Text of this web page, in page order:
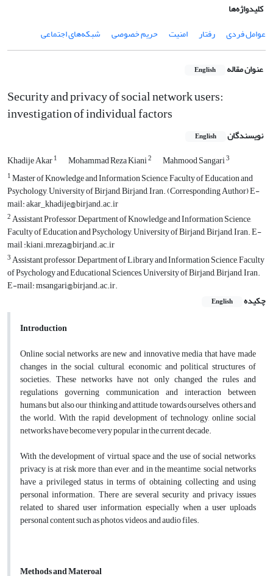
کلیدواژه‌ها
عوامل فردی
رفتار امنیت حریم خصوصی شبکه‌های اجتماعی
عنوان مقاله English
Security and privacy of social network users:
investigation of individual factors
نویسندگان English
Khadije Akar1 Mohammad Reza Kiani2 Mahmood Sangari3
1Master of Knowledge and Information Science, Faculty of Education and
Psychology, University of Birjand, Birjand, Iran. (Corresponding Author) E-
mail: akar_khadije@birjand.ac.ir
2Assistant Professor, Department of Knowledge and Information Science,
Faculty of Education and Psychology, University of Birjand, Birjand, Iran. E-
mail :kiani.mreza@birjand.ac.ir
3Assistant professor, Department of Library and Information Science, Faculty
of Psychology and Educational Sciences, University of Birjand, Birjand, Iran.
E-mail: msangari@birjand.ac.ir.
چکیده
English
Introduction
Online social networks are new and innovative media that have made
changes in the social, cultural, economic and political structures of
societies. These networks have not only changed the rules and
regulations governing communication and interaction between
humans, but also our thinking and attitude towards ourselves, others and
the world. With the rapid development of technology, online social
networks have become very popular in the current decade.
With the development of virtual space and the use of social networks,
privacy is at risk more than ever, and in the meantime, social networks
have a privileged status in terms of obtaining, collecting and using
personal information. There are several security and privacy issues
related to shared user information, especially when a user uploads
personal content such as photos, videos, and audio files.
Methods and Materoal